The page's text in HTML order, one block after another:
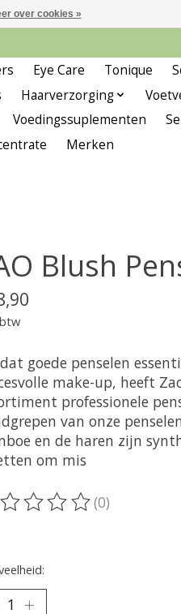
Eye Care Tonique
Haarverzorging
Voedingssuplementen
Merken
Blush
goede penselen
make-up, heeft
professionele
van onze
en de haren zijn
om mis
van dit
(0)
over cookies »